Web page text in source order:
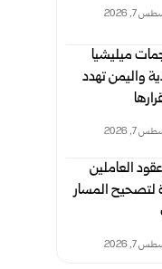
7, 2026
ميليشيا
واليمن تهدد
7, 2026
العاملين
المسار
7, 2026